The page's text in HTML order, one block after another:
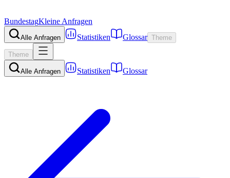
BundestagKleine Anfragen
Alle Anfragen Statistiken Glossar Theme
Theme
Alle Anfragen Statistiken Glossar